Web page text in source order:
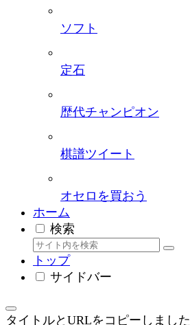
ソフト
定石
歴代チャンピオン
棋譜ツイート
オセロを買おう
ホーム
検索
トップ
サイドバー
タイトルとURLをコピーしました